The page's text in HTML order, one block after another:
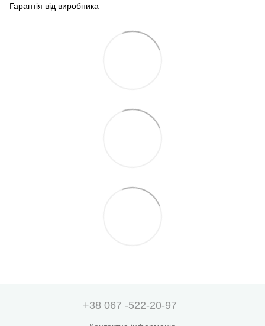
Гарантія від виробника
+38 067 -522-20-97